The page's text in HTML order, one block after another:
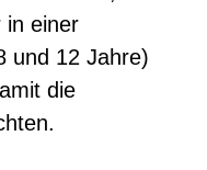
in einer
und 12 Jahre)
die